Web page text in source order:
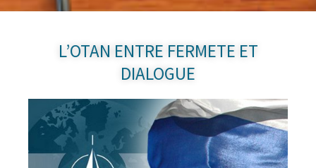
L’OTAN ENTRE FERMETE ET
DIALOGUE